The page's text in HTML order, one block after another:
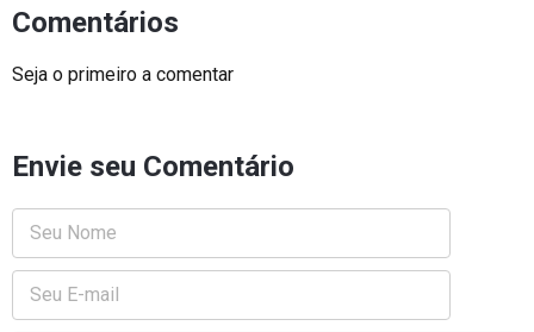
Comentários
Seja o primeiro a comentar
Envie seu Comentário